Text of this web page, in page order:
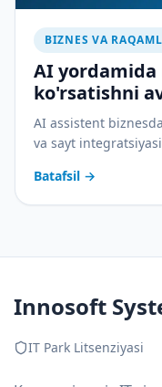
BIZNES VA
AI
ko'rsatishni
AI assistent
va sayt
Batafsil →
Innosoft
IT Park Litsenziyasi